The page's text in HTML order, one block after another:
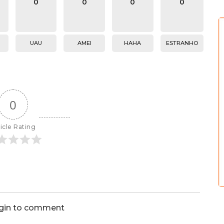
0
UAU
0
AMEI
0
HAHA
0
ESTRANHO
0
Rating
to comment